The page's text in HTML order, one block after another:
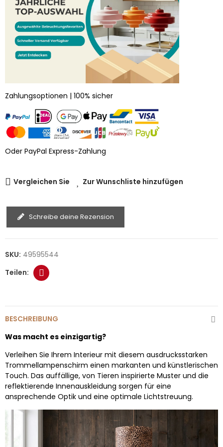
Zahlungsoptionen | 100% sicher
Oder PayPal Express-Zahlung
Vergleichen Sie Zur Wunschliste hinzufügen
Schreibe deine Rezension
SKU: 49595544
BESCHREIBUNG
Was macht es einzigartig?
Verleihen Sie Ihrem Interieur mit diesem ausdrucksstarken
Trommellampenschirm einen markanten und künstlerischen
Touch. Das auffällige, von Tieren inspirierte Muster und die
reflektierende Innenauskleidung sorgen für eine
ansprechende Optik und eine optimale Lichtstreuung.